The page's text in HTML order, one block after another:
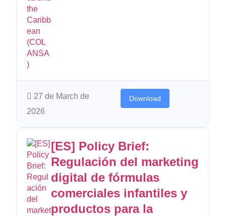
27 de March de
2026
Download
[ES] Policy Brief:
Regulación del marketing
digital de fórmulas
comerciales infantiles y
productos para la